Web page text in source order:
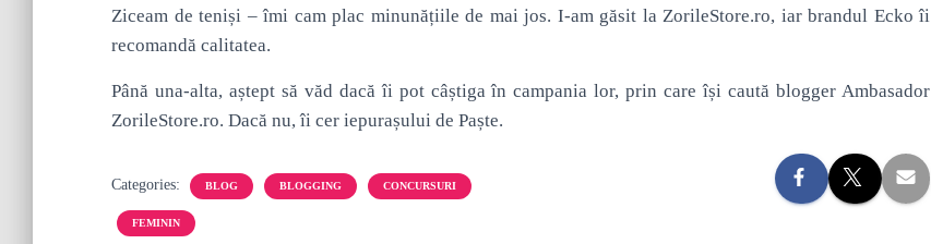
Ziceam de teniși – îmi cam plac minunățiile de mai jos. I-am găsit la ZorileStore.ro, iar brandul Ecko îi
recomandă calitatea.
Până una-alta, aștept să văd dacă îi pot câștiga în campania lor, prin care își caută blogger Ambasador
ZorileStore.ro. Dacă nu, îi cer iepurașului de Paște.
Categories: BLOG BLOGGING CONCURSURI
FEMININ